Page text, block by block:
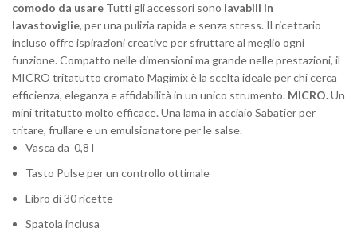
comodo da usare Tutti gli accessori sono lavabili in
lavastoviglie, per una pulizia rapida e senza stress. Il ricettario
incluso offre ispirazioni creative per sfruttare al meglio ogni
funzione. Compatto nelle dimensioni ma grande nelle prestazioni, il
MICRO tritatutto cromato Magimix è la scelta ideale per chi cerca
efficienza, eleganza e affidabilità in un unico strumento. MICRO.Un
mini tritatutto molto efficace. Una lama in acciaio Sabatier per
tritare, frullare e un emulsionatore per le salse.
Vasca da 0,8 l
Tasto Pulse per un controllo ottimale
Libro di 30 ricette​
Spatola​ inclusa